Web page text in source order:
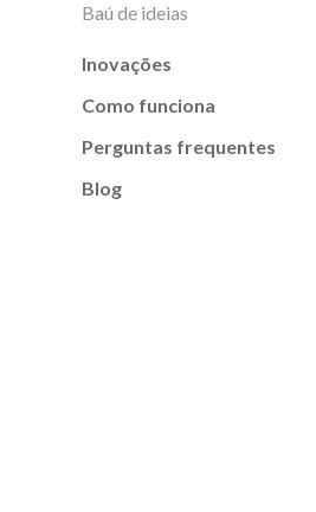
Baú de ideias
Inovações
Como funciona
Perguntas frequentes
Blog